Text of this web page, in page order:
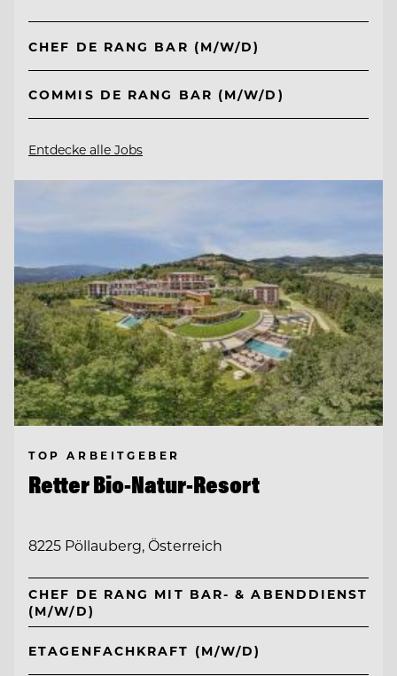
CHEF DE RANG BAR (M/W/D)
COMMIS DE RANG BAR (M/W/D)
Entdecke alle Jobs
TOP ARBEITGEBER
Retter Bio-Natur-Resort
8225 Pöllauberg, Österreich
CHEF DE RANG MIT BAR- & ABENDDIENST
(M/W/D)
ETAGENFACHKRAFT (M/W/D)